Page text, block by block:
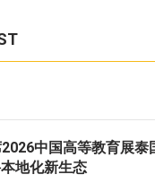
中国高等教育展泰
地化新生态